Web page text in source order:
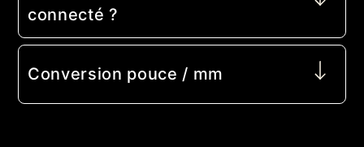
connecté ?
Conversion pouce / mm